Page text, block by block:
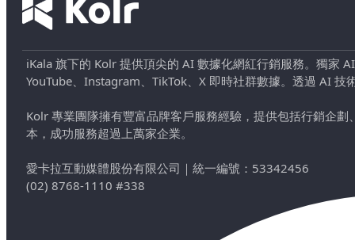
iKala 旗下的 Kolr 提供頂尖的 AI 數據化網紅行銷服務。獨家
YouTube、Instagram、TikTok、X 即時社群數據。透過 AI
Kolr 專業團隊擁有豐富品牌客戶服務經驗，提供包括行銷企
本，成功服務超過上萬家企業。
愛卡拉互動媒體股份有限公司 ｜ 統一編號：53342456
(02) 8768-1110 #338